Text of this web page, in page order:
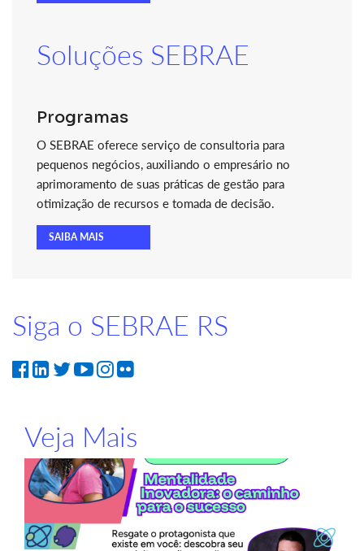
Soluções SEBRAE
Programas
O SEBRAE oferece serviço de consultoria para
pequenos negócios, auxiliando o empresário no
aprimoramento de suas práticas de gestão para
otimização de recursos e tomada de decisão.
SAIBA MAIS
Siga o SEBRAE RS
Veja Mais